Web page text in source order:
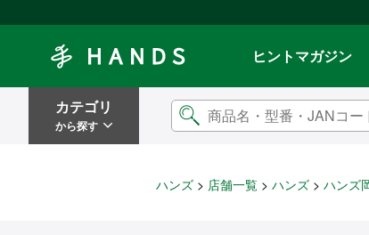
ヒントマガジン
カテゴリ
から探す
ハンズ 店舗一覧 ハンズ ハンズ